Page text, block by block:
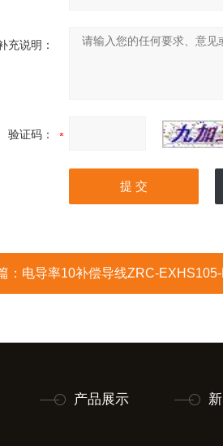
充说明：
验证码：
： 电导率10补偿导线ZRC-
产品展示